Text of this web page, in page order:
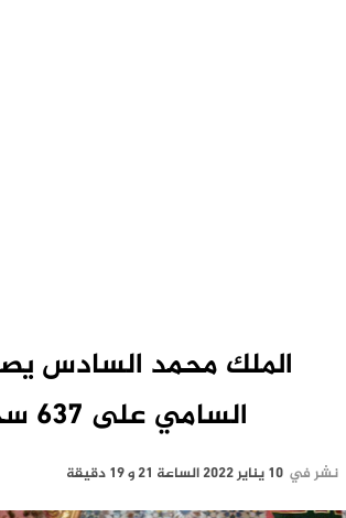
الملك محمد السادس
السامي على 637 سجينا
نشر في 10 يناير 2022 الساعة 21 و 19 دقيقة